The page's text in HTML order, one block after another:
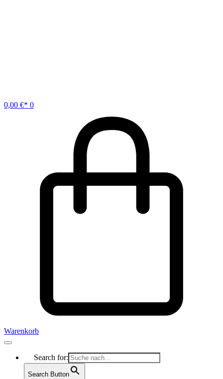
0,00 € 0
Warenkorb
Search for:
Search Button